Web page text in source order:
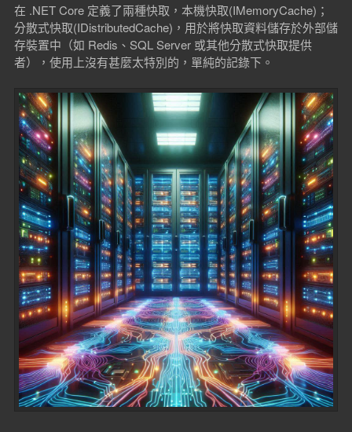
在 .NET Core 定義了兩種快取，本機快取(IMemoryCache)；
分散式快取(IDistributedCache)，用於將快取資料儲存於外部儲
存裝置中（如 Redis、SQL Server 或其他分散式快取提供
者），使用上沒有甚麼太特別的，單純的記錄下。